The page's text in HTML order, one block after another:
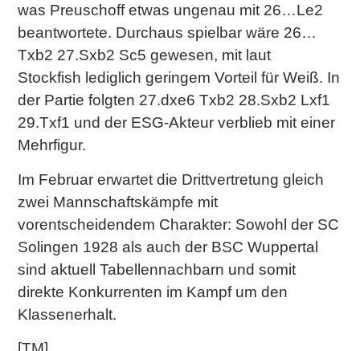
was Preuschoff etwas ungenau mit 26…Le2
beantwortete. Durchaus spielbar wäre 26…
Txb2 27.Sxb2 Sc5 gewesen, mit laut
Stockfish lediglich geringem Vorteil für Weiß. In
der Partie folgten 27.dxe6 Txb2 28.Sxb2 Lxf1
29.Txf1 und der ESG-Akteur verblieb mit einer
Mehrfigur.
Im Februar erwartet die Drittvertretung gleich
zwei Mannschaftskämpfe mit
vorentscheidendem Charakter: Sowohl der SC
Solingen 1928 als auch der BSC Wuppertal
sind aktuell Tabellennachbarn und somit
direkte Konkurrenten im Kampf um den
Klassenerhalt.